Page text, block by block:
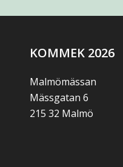
KOMMEK 2026
Malmömässan
Mässgatan 6
215 32 Malmö